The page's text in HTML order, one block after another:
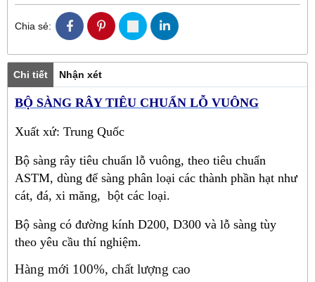
Chia sẻ:
Chi tiết Nhận xét
BỘ SÀNG RÂY TIÊU CHUẨN LỖ VUÔNG
Xuất xứ: Trung Quốc
Bộ sàng rây tiêu chuẩn lỗ vuông, theo tiêu chuẩn
ASTM, dùng để sàng phân loại các thành phần hạt như
cát, đá, xi măng, bột các loại.
Bộ sàng có đường kính D200, D300 và lỗ sàng tùy
theo yêu cầu thí nghiệm.
Hàng mới 100%, chất lượng cao